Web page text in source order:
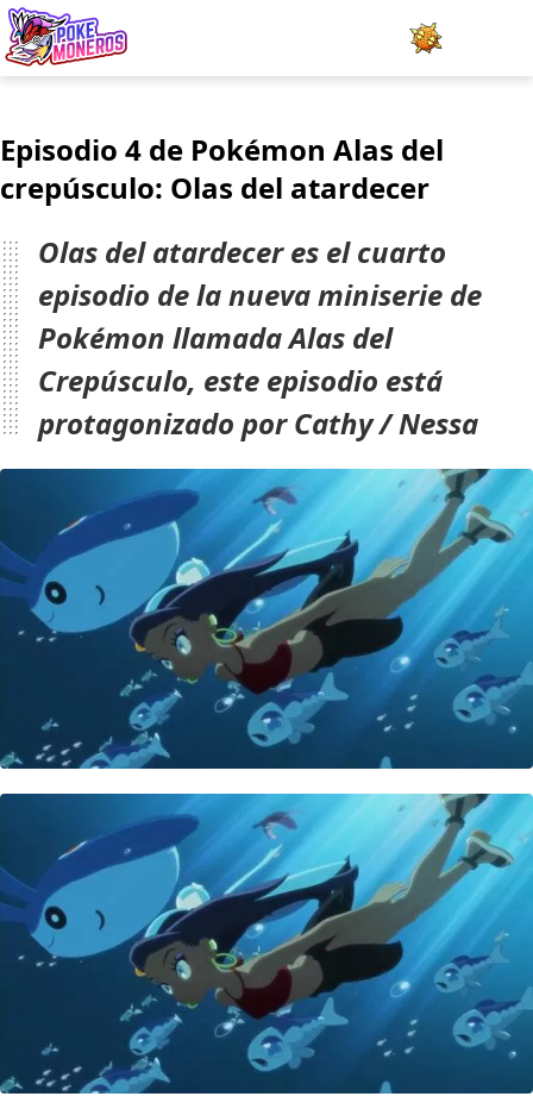
Minijuegos
Team Builder
Tabla de Tipos
Naturalezas
LOGIN
Episodio 4 de Pokémon Alas del
crepúsculo: Olas del atardecer
Olas del atardecer es el cuarto
episodio de la nueva miniserie de
Pokémon llamada Alas del
Crepúsculo, este episodio está
protagonizado por Cathy / Nessa